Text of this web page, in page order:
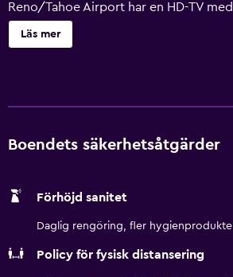
Reno/Tahoe Airport har en HD-TV
bekvämt inredda rummen har
kaffe- och tekokare. På Hyatt Place
också. Skidorten Mt. Rose ligger 25
Läs mer
Boendets säkerhetsåtgärder
Förhöjd sanitet
Daglig rengöring, fler
Policy för fysisk distansering